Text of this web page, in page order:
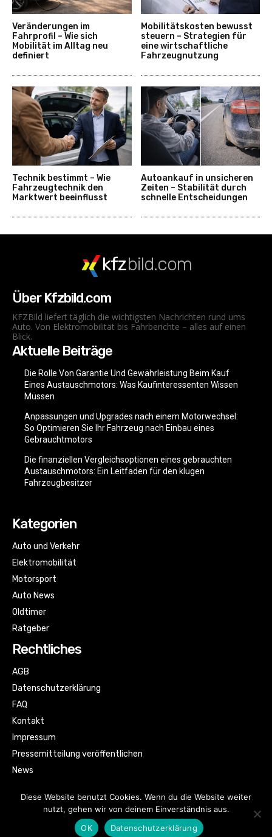
Veränderungen im
Fahrprofil – Wie sich
Mobilität im Alltag neu
definiert
Mobilitätskosten bewusst
steuern – Strategien für
eine wirtschaftliche
Fahrzeugnutzung
Technik bestimmt – Wie
Fahrzeugtechnik den
Marktwert beeinflusst
Autoankauf in unsicheren
Zeiten – Stabilität durch
schnelle Entscheidungen
kfzbild.com
Über Kfzbild.com
KFZBild liefert täglich die wichtigsten Nachrichten rund ums
Auto. Von Elektromobilität bis Fahrberichte – alles auf einen
Blick.
Aktuelle Beiträge
Die Rolle Von Garantie Und Gewährleistung Beim Kauf
Eines Austauschmotors: Was Kaufinteressenten Wissen
Müssen
Anpassungen und Upgrades nach einem Motorwechsel:
So Optimieren Sie Ihr Fahrzeug nach Einbau eines
Gebrauchtmotors
Die finanziellen Vergleichsoptionen eines gebrauchten
Austauschmotors: Ein Leitfaden für den klugen
Fahrzeugbesitzer
Kategorien
Auto und Verkehr
Elektromobilität
Motorsport
Auto News
Oldtimer
Ratgeber
Rechtliches
AGB
Datenschutzerklärung
FAQ
Kontakt
Impressum
Pressemitteilung veröffentlichen
News
Diese Website benutzt Cookies. Wenn du die Website weiter
nutzt, gehen wir von deinem Einverständnis aus.
OK
Datenschutzerklärung